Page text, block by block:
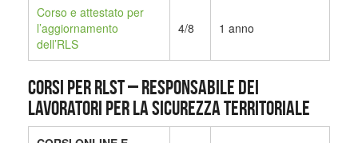
Corso e attestato per
l’aggiornamento
dell’RLS
4/8 1 anno
CORSI PER RLST – Responsabile dei
Lavoratori per la Sicurezza Territoriale